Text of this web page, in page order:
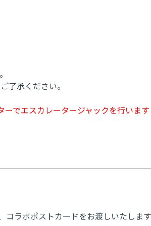
了承ください。
でエスカレータージャックを行いま
コラボポストカードをお渡しいたしま